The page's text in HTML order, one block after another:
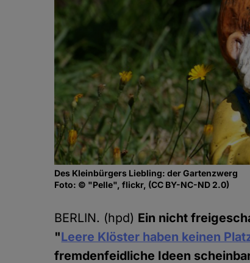
Des Kleinbürgers Liebling: der Gartenzwerg
Foto: © "Pelle", flickr, (CC BY-NC-ND 2.0)
BERLIN. (hpd) Ein nicht
"Leere Klöster haben keinen
fremdenfeidliche Ideen